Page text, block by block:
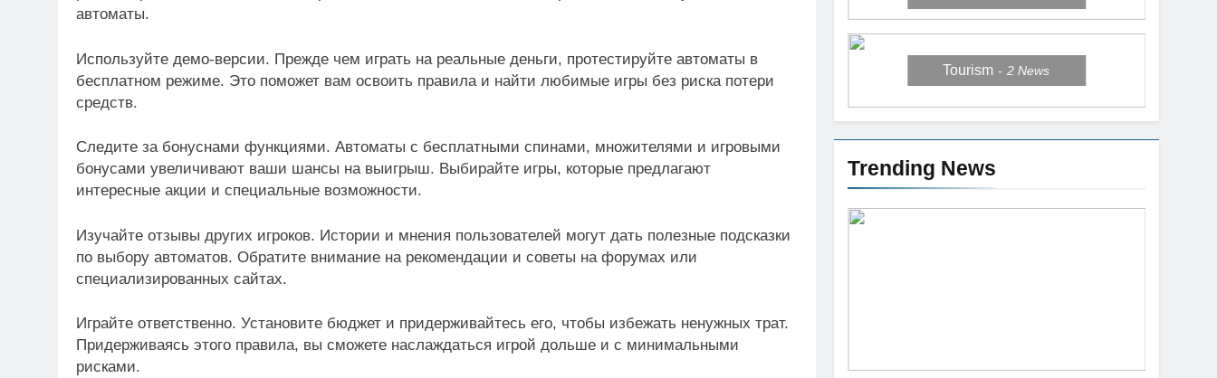
автоматы.
Используйте демо-версии. Прежде чем играть на реальные деньги, протестируйте автоматы в
бесплатном режиме. Это поможет вам освоить правила и найти любимые игры без риска потери
средств.
Следите за бонуснами функциями. Автоматы с бесплатными спинами, множителями и игровыми
бонусами увеличивают ваши шансы на выигрыш. Выбирайте игры, которые предлагают
интересные акции и специальные возможности.
Изучайте отзывы других игроков. Истории и мнения пользователей могут дать полезные подсказки
по выбору автоматов. Обратите внимание на рекомендации и советы на форумах или
специализированных сайтах.
Играйте ответственно. Установите бюджет и придерживайтесь его, чтобы избежать ненужных трат.
Придерживаясь этого правила, вы сможете наслаждаться игрой дольше и с минимальными
рисками.
Tourism 2News
Trending News